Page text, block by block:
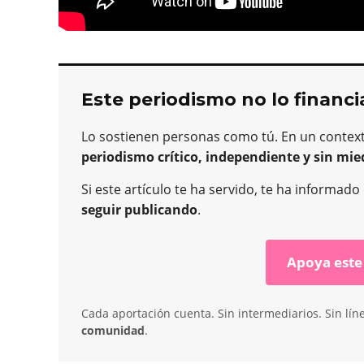
Este periodismo no lo
Lo sostienen personas como tú. En un
periodismo crítico, independiente y sin
Si este artículo te ha servido, te ha
seguir publicando.
Apoya
Cada aportación cuenta. Sin intermediarios. Sin
comunidad.